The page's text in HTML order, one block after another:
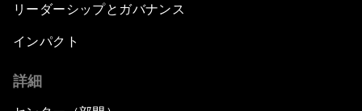
リーダーシップとガバナンス
インパクト
詳細